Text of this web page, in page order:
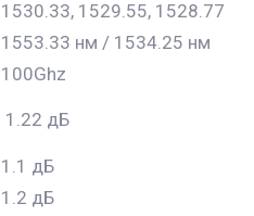
1530.33, 1529.55, 1528.77
1553.33 нм / 1534.25 нм
100Ghz
1.22 дБ
1.1 дБ
1.2 дБ